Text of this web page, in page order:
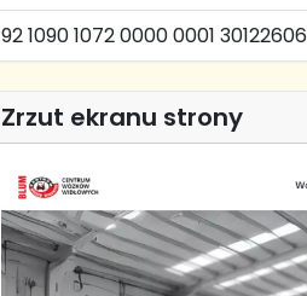
92 1090 1072 0000 0001 30122606
Zrzut ekranu strony